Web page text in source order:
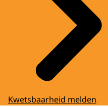
Kwetsbaarheid melden